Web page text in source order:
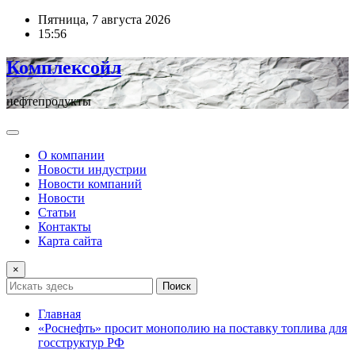
ПерейтиПятница, 7 августа 2026
15:56
Комплексойл
нефтепродукты
О компании
Новости индустрии
Новости компаний
Новости
Статьи
Контакты
Карта сайта
×
Поиск
Главная
«Роснефть» просит монополию на поставку топлива для
госструктур РФ